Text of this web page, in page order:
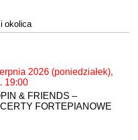
okolica
2026 (poniedziałek),
19:00
& FRIENDS –
FORTEPIANOWE